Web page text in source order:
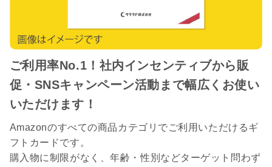
ご利用率No.1！社内インセンティブから販
促・SNSキャンペーン活動まで幅広くお使い
いただけます！
Amazonのすべての商品カテゴリでご利用いただけるギ
フトカードです。
購入物に制限がなく、年齢・性別などターゲット問わず